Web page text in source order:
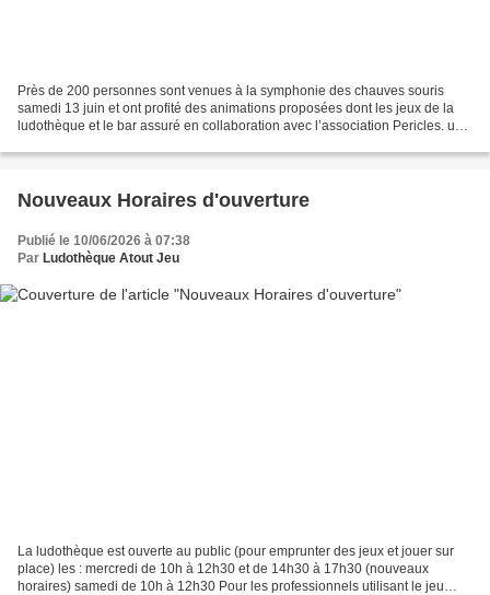
Près de 200 personnes sont venues à la symphonie des chauves souris
samedi 13 juin et ont profité des animations proposées dont les jeux de la
ludothèque et le bar assuré en collaboration avec l’association Pericles. une
Nouveaux Horaires d'ouverture
Publié le 10/06/2026 à 07:38
Par Ludothèque Atout Jeu
La ludothèque est ouverte au public (pour emprunter des jeux et jouer sur
place) les : mercredi de 10h à 12h30 et de 14h30 à 17h30 (nouveaux
horaires) samedi de 10h à 12h30 Pour les professionnels utilisant le jeu